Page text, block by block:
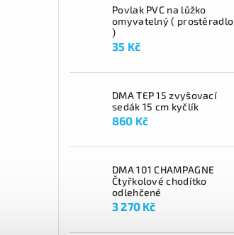
Povlak PVC na lůžko
omyvatelný ( prostěradlo
)
35 Kč
DMA TEP 15 zvyšovací
sedák 15 cm kyčlík
860 Kč
DMA 101 CHAMPAGNE
Čtyřkolové chodítko
odlehčené
3 270 Kč